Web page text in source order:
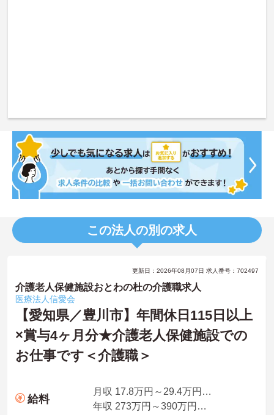
この法人の別の求人
更新日：2026年08月07日 求人番号：702497
介護老人保健施設おとわの杜の介護職求人
医療法人信愛会
【愛知県／豊川市】年間休日115日以上
×賞与4ヶ月分★介護老人保健施設での
お仕事です＜介護職＞
給料
月収 17.8万円～29.4万円程度（諸手当込）
年収 273万円～390万円程度 諸手当・賞与込